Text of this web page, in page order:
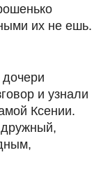
их не ешь.
и узнали
Ксении.